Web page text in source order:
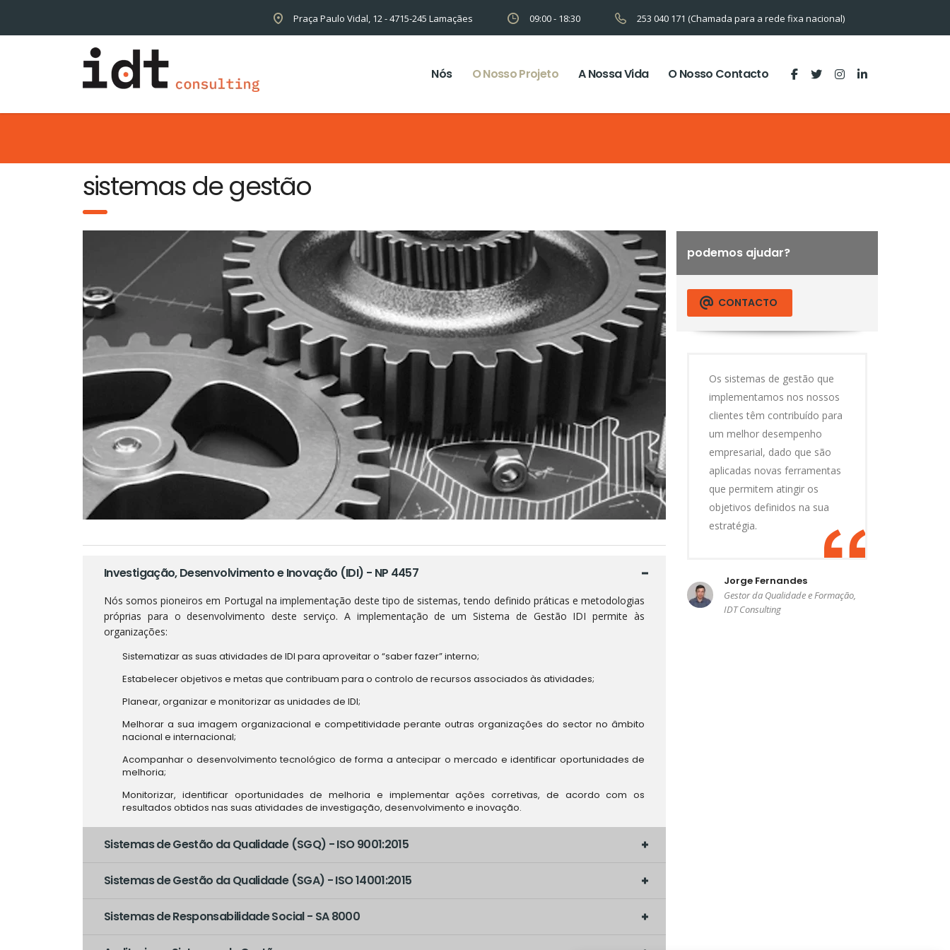
Praça Paulo Vidal, 12 - 4715-245 Lamaçães 09:00 - 18:30 253 040 171 (Chamada para a rede fixa nacional)
Nós O Nosso Projeto A Nossa Vida O Nosso Contacto
sistemas de gestão
Investigação, Desenvolvimento e Inovação (IDI) - NP 4457
Nós somos pioneiros em Portugal na implementação deste tipo de sistemas, tendo definido práticas e metodologias
próprias para o desenvolvimento deste serviço. A implementação de um Sistema de Gestão IDI permite às
organizações:
Sistematizar as suas atividades de IDI para aproveitar o “saber fazer” interno;
Estabelecer objetivos e metas que contribuam para o controlo de recursos associados às atividades;
Planear, organizar e monitorizar as unidades de IDI;
Melhorar a sua imagem organizacional e competitividade perante outras organizações do sector no âmbito
nacional e internacional;
Acompanhar o desenvolvimento tecnológico de forma a antecipar o mercado e identificar oportunidades de
melhoria;
Monitorizar, identificar oportunidades de melhoria e implementar ações corretivas, de acordo com os
resultados obtidos nas suas atividades de investigação, desenvolvimento e inovação.
Sistemas de Gestão da Qualidade (SGQ) - ISO 9001:2015
Sistemas de Gestão da Qualidade (SGA) - ISO 14001:2015
Sistemas de Responsabilidade Social - SA 8000
podemos ajudar?
CONTACTO
Os sistemas de gestão que
implementamos nos nossos
clientes têm contribuído para
um melhor desempenho
empresarial, dado que são
aplicadas novas ferramentas
que permitem atingir os
objetivos definidos na sua
estratégia.
Jorge Fernandes
Gestor da Qualidade e Formação,
IDT Consulting